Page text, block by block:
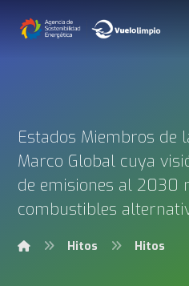
Estados Miembros de
Marco Global cuya
de emisiones al 2030
combustibles
Hitos Hitos